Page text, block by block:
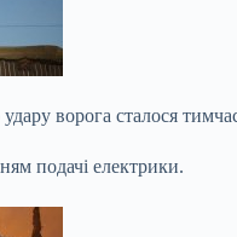
ворога сталося
подачі електрики.